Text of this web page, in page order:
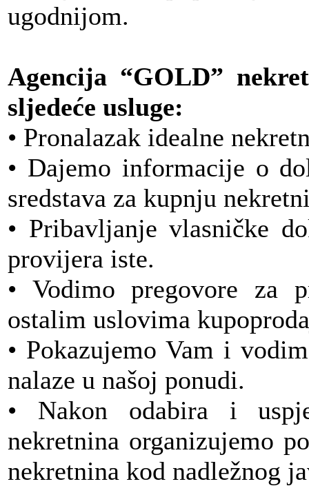
ugodnijom.
Agencija “GOLD”
sljedeće usluge:
• Pronalazak idealne
• Dajemo informacije o
sredstava za kupnju
• Pribavljanje vlasničke
provijera iste.
• Vodimo pregovore za
ostalim uslovima
• Pokazujemo Vam i
nalaze u našoj ponudi.
• Nakon odabira i
nekretnina organizujemo
nekretnina kod nadležnog